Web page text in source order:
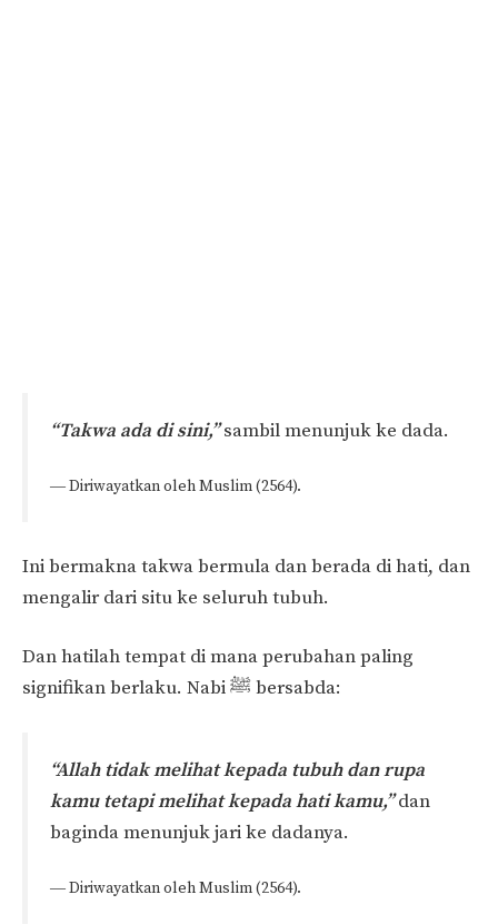
“Takwa ada di sini,”sambil menunjuk ke dada.
― Diriwayatkan oleh Muslim (2564).
Ini bermakna takwa bermula dan berada di hati, dan
mengalir dari situ ke seluruh tubuh.
Dan hatilah tempat di mana perubahan paling
signifikan berlaku. Nabi ﷺ bersabda:
“Allah tidak melihat kepada tubuh dan rupa
kamu tetapi melihat kepada hati kamu,” dan
baginda menunjuk jari ke dadanya.
― Diriwayatkan oleh Muslim (2564).